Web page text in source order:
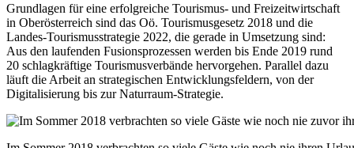
Grundlagen für eine erfolgreiche Tourismus- und Freizeitwirtschaft
in Oberösterreich sind das Oö. Tourismusgesetz 2018 und die
Landes-Tourismusstrategie 2022, die gerade in Umsetzung sind:
Aus den laufenden Fusionsprozessen werden bis Ende 2019 rund
20 schlagkräftige Tourismusverbände hervorgehen. Parallel dazu
läuft die Arbeit an strategischen Entwicklungsfeldern, von der
Digitalisierung bis zur Naturraum-Strategie.